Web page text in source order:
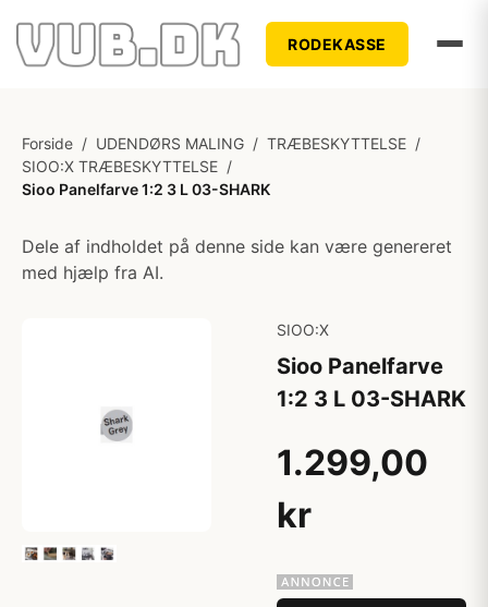
RODEKASSE
Forside / UDENDØRS MALING / TRÆBESKYTTELSE /
SIOO:X TRÆBESKYTTELSE /
Sioo Panelfarve 1:2 3 L 03-SHARK
Dele af indholdet på denne side kan være genereret
med hjælp fra AI.
SIOO:X
Sioo Panelfarve
1:2 3 L 03-SHARK
1.299,00
kr